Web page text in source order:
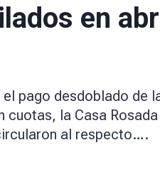
en
pago desdoblado de
la Casa
al respecto….